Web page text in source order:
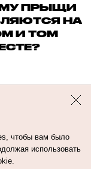
ПРЫЩИ
НА
И ТОМ
чтобы вам было
использовать